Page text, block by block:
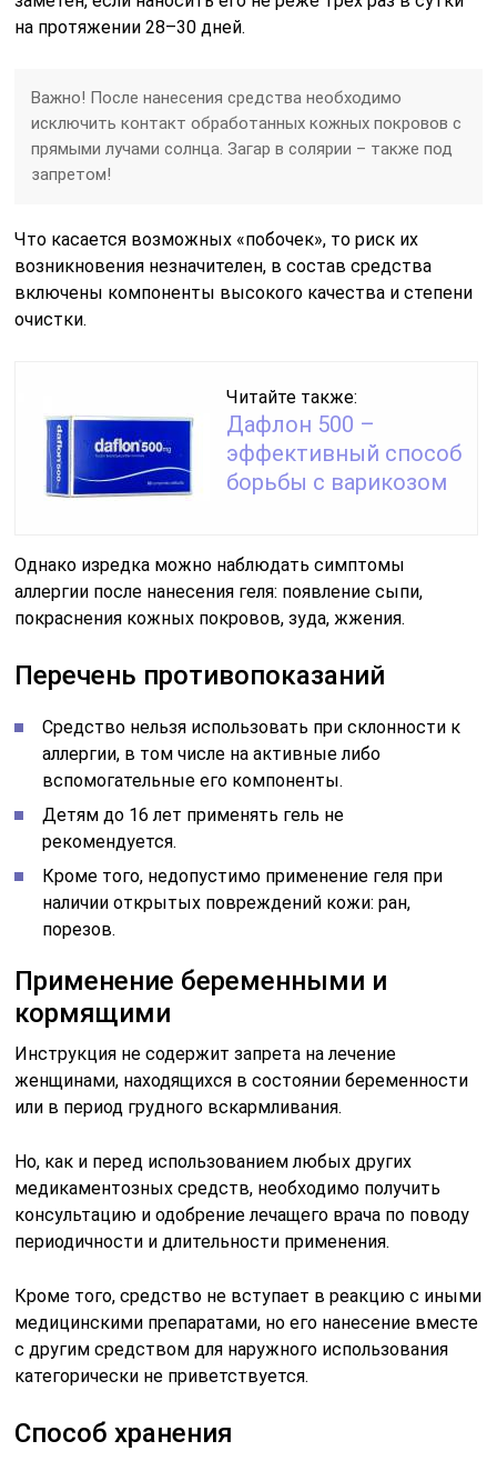
на протяжении 28–30 дней.
Важно! После нанесения средства необходимо
исключить контакт обработанных кожных покровов с
прямыми лучами солнца. Загар в солярии – также под
запретом!
Что касается возможных «побочек», то риск их
возникновения незначителен, в состав средства
включены компоненты высокого качества и степени
очистки.
Читайте также:
Дафлон 500 –
эффективный способ
борьбы с варикозом
Однако изредка можно наблюдать симптомы
аллергии после нанесения геля: появление сыпи,
покраснения кожных покровов, зуда, жжения.
Перечень противопоказаний
Средство нельзя использовать при склонности к
аллергии, в том числе на активные либо
вспомогательные его компоненты.
Детям до 16 лет применять гель не
рекомендуется.
Кроме того, недопустимо применение геля при
наличии открытых повреждений кожи: ран,
порезов.
Применение беременными и
кормящими
Инструкция не содержит запрета на лечение
женщинами, находящихся в состоянии беременности
или в период грудного вскармливания.
Но, как и перед использованием любых других
медикаментозных средств, необходимо получить
консультацию и одобрение лечащего врача по поводу
периодичности и длительности применения.
Кроме того, средство не вступает в реакцию с иными
медицинскими препаратами, но его нанесение вместе
с другим средством для наружного использования
категорически не приветствуется.
Способ хранения